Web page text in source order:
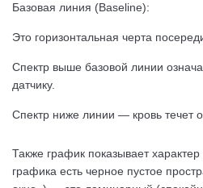
Базовая линия (Baseline):
Это горизонтальная черта
Спектр выше базовой линии
датчику.
Спектр ниже линии — кровь течет
Также график показывает
графика есть черное пустое